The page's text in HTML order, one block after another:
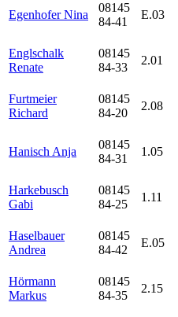
Egenhofer Nina
08145
84-41
E.03
Englschalk
Renate
08145
84-33
2.01
Furtmeier
Richard
08145
84-20
2.08
Hanisch Anja
08145
84-31
1.05
Harkebusch
Gabi
08145
84-25
1.11
Haselbauer
Andrea
08145
84-42
E.05
Hörmann
Markus
08145
84-35
2.15